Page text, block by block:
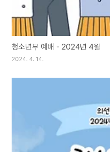
청소년부 예배 - 2024년 4월
2024. 4. 14.